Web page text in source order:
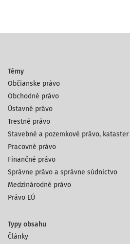
Témy
Občianske právo
Obchodné právo
Ústavné právo
Trestné právo
Stavebné a pozemkové právo,
Pracovné právo
Finančné právo
Správne právo a správne súdnictvo
Medzinárodné právo
Právo EÚ
Typy obsahu
Články